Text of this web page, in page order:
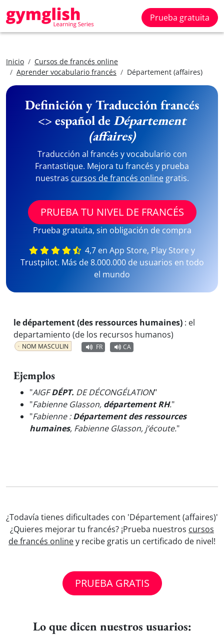
Prueba gratuita
Inicio
Cursos de francés online
Aprender vocabulario francés
Département (affaires)
Definición y Traducción francés
<> español deDépartement
(affaires)
Traducción al francés y vocabulario con
Frantastique. Mejora tu francés y prueba
nuestras cursos de francés onlinegratis.
PRUEBA TU NIVEL DE FRANCÉS
Prueba gratuita, sin obligación de compra
4,7 en App Store, Play Store y
Trustpilot. Más de 8.000.000 de usuarios en todo
el mundo
le département (des ressources humaines) : el
departamiento (de los recursos humanos)
NOM MASCULIN FR CA
Ejemplos
"AIGFDÉPT. DE DÉCONGÉLATION"
"Fabienne Glasson, département RH."
"Fabienne :Département des ressources
humaines, Fabienne Glasson, j’écoute."
¿Todavía tienes dificultades con 'Département (affaires)'
¿Quieres mejorar tu francés? ¡Prueba nuestros cursos
de francés onliney recibe gratis un certificado de nivel!
PRUEBA GRATIS
Lo que dicen nuestros usuarios: